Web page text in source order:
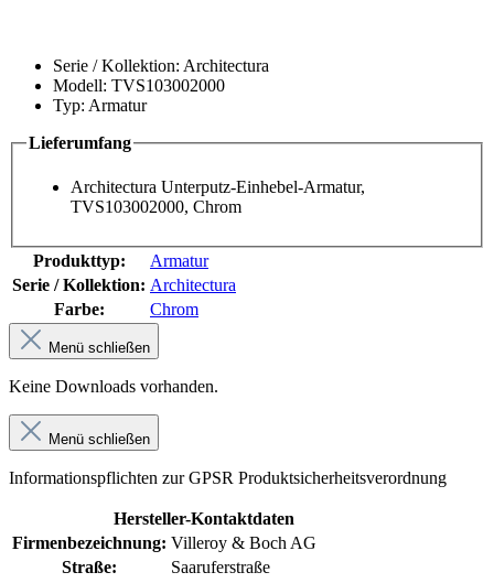
Serie / Kollektion: Architectura
Modell: TVS103002000
Typ: Armatur
Lieferumfang
Architectura Unterputz-Einhebel-Armatur,
TVS103002000, Chrom
Produkttyp:
Armatur
Serie / Kollektion: Architectura
Farbe:
Chrom
Menü schließen
Keine Downloads vorhanden.
Menü schließen
Informationspflichten zur GPSR Produktsicherheitsverordnung
Hersteller-Kontaktdaten
Firmenbezeichnung: Villeroy & Boch AG
Straße:
Saaruferstraße